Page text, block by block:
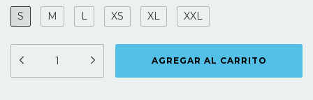
S M L XS XL XXL